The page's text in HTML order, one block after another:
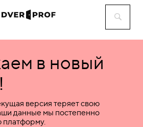
в новый
версия теряет свою
данные мы постепенно
платформу.